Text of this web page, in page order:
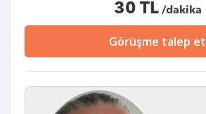
30 TL/dakika
Görüşme talep et